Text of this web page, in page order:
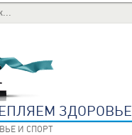
ЗДОРОВЬЕ
И СПОРТ